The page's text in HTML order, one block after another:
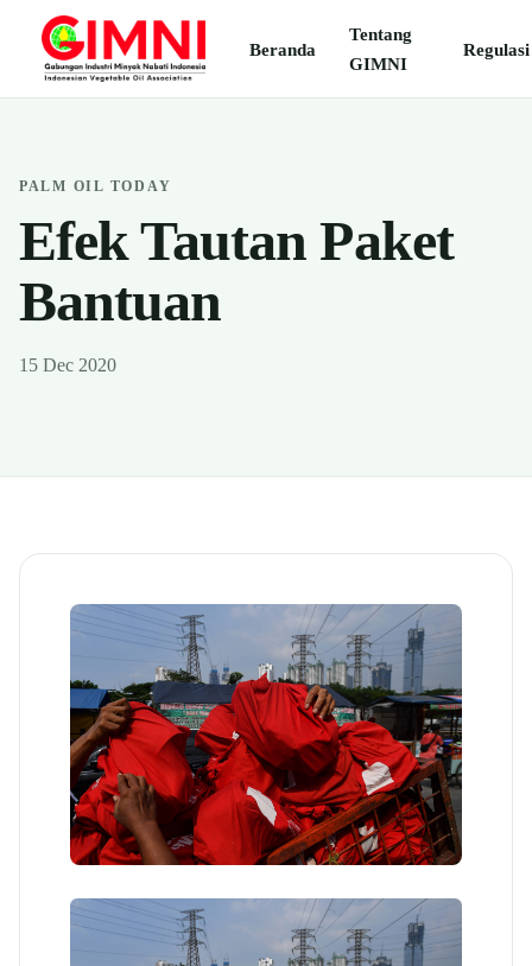
Beranda
Tentang
GIMNI
Regulasi
PALM OIL TODAY
Efek Tautan Paket
Bantuan
15 Dec 2020